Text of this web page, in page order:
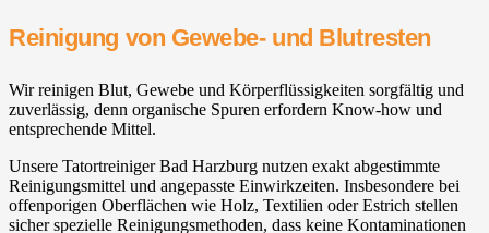
Reinigung von Gewebe- und Blutresten
Wir reinigen Blut, Gewebe und Körperflüssigkeiten sorgfältig und
zuverlässig, denn organische Spuren erfordern Know-how und
entsprechende Mittel.
Unsere Tatortreiniger Bad Harzburg nutzen exakt abgestimmte
Reinigungsmittel und angepasste Einwirkzeiten. Insbesondere bei
offenporigen Oberflächen wie Holz, Textilien oder Estrich stellen
sicher spezielle Reinigungsmethoden, dass keine Kontaminationen